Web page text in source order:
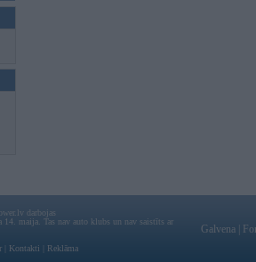
darbojas
14. maija. Tas nav auto klubs un nav saistīts ar
Kontakti Reklāma
Galvena